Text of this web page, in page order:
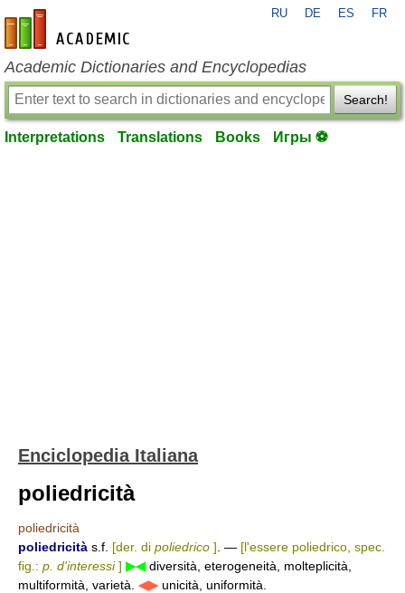
en-academic.com
RU DE ES FR
Academic Dictionaries and Encyclopedias
Search!
Interpretations Translations Books Игры ⚽
Enciclopedia Italiana
poliedricità
poliedricità
poliedricità s.f. [der. di poliedrico ] . — [l'essere poliedrico, spec.
fig.: p. d'interessi] ▶◀diversità, eterogeneità, molteplicità,
multiformità, varietà. ◀▶unicità, uniformità.